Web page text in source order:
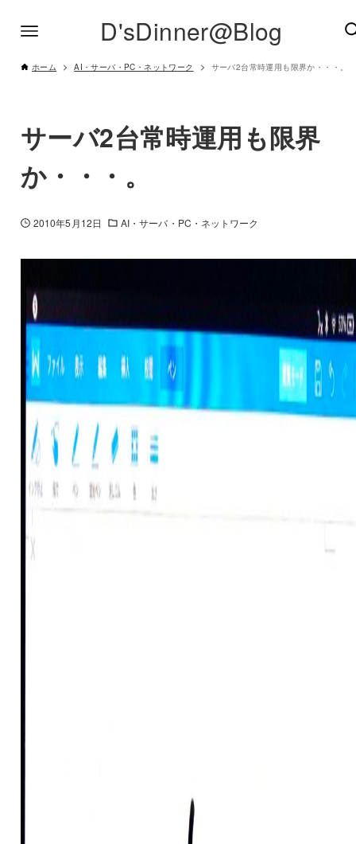
D'sDinner@Blog
ホーム AI・サーバ・PC・ネットワーク サーバ2台常時運用も限界か・・・。
サーバ2台常時運用も限界
か・・・。
2010年5月12日 AI・サーバ・PC・ネットワーク